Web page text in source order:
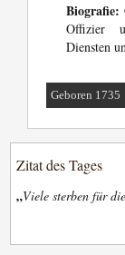
Biografie:
Offizier
Diensten
Geboren 1735
Zitat des Tages
„Viele sterben für